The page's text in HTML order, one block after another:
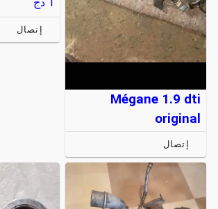
Mégane 1.9 dti
original
إتصال
إتصال